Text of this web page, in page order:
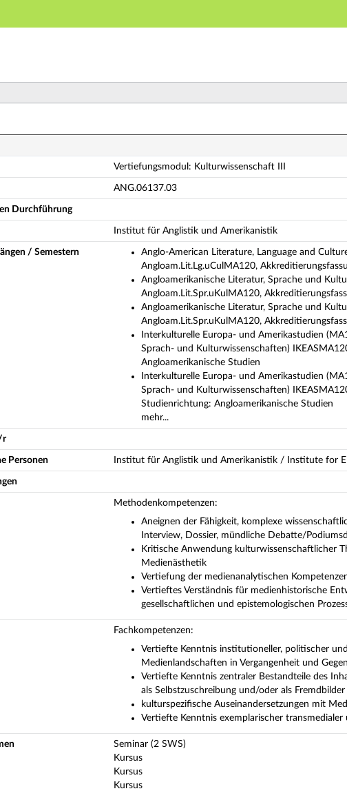
Hauptnavigation
Vertiefungsmodul: Kulturwissenschaft III
ANG.06137.03
Durchführung
Institut für Anglistik und Amerikanistik
/ Semestern
Anglo-American Literature, Language and
Angloam.Lit.Lg.uCulMA120,
Angloamerikanische Literatur, Sprache und
Angloam.Lit.Spr.uKulMA120,
Angloamerikanische Literatur, Sprache und
Angloam.Lit.Spr.uKulMA120,
Interkulturelle Europa- und Amerikastudien
Sprach- und Kulturwissenschaften)
Angloamerikanische Studien
Interkulturelle Europa- und Amerikastudien
Sprach- und Kulturwissenschaften)
Studienrichtung: Angloamerikanische Studien
mehr...
r
Personen Institut für Anglistik und Amerikanistik / Institute for
Methodenkompetenzen:
Aneignen der Fähigkeit, komplexe
Interview, Dossier, mündliche Debatte/
Kritische Anwendung kulturwissenschaftlicher
Medienästhetik
Vertiefung der medienanalytischen
Vertieftes Verständnis für medienhistorische
gesellschaftlichen und epistemologischen
Fachkompetenzen:
Vertiefte Kenntnis institutioneller, politischer
Medienlandschaften in Vergangenheit und
Vertiefte Kenntnis zentraler Bestandteile des
als Selbstzuschreibung und/oder als Fremdbilder
kulturspezifische Auseinandersetzungen mit
Vertiefte Kenntnis exemplarischer
Seminar (2 SWS)
Kursus
Kursus
Kursus